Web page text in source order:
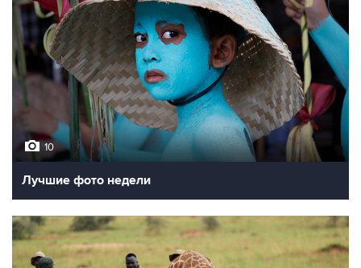
10
Лучшие фото недели